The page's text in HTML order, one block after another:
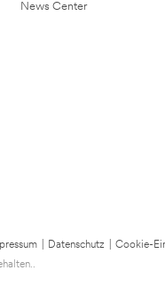
News Center
Datenschutz
Cookie-